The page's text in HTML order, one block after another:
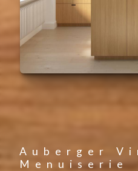
Auberger Vincent
Menuiserie